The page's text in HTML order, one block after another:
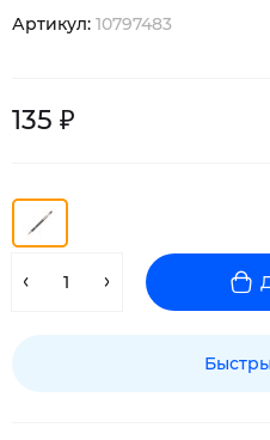
Артикул: 10797483
135 ₽